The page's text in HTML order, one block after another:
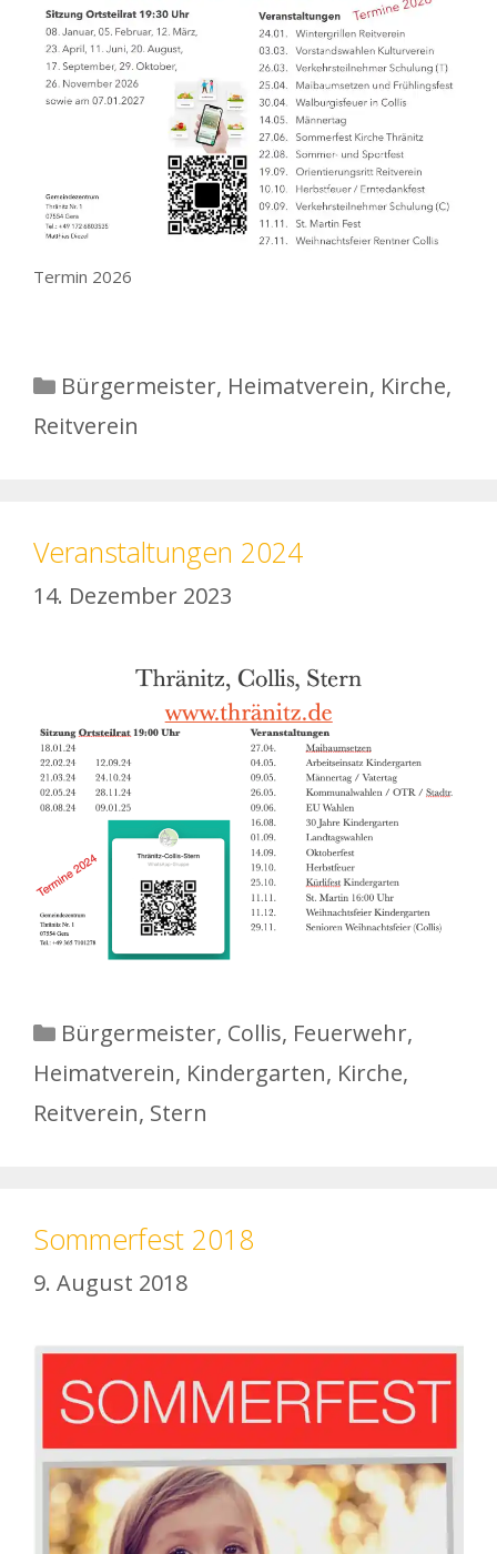
Termin 2026
Kategorien
Bürgermeister, Heimatverein, Kirche,
Reitverein
Veranstaltungen 2024
14. Dezember 2023
Kategorien
Bürgermeister, Collis, Feuerwehr,
Heimatverein, Kindergarten, Kirche,
Reitverein, Stern
Sommerfest 2018
9. August 2018